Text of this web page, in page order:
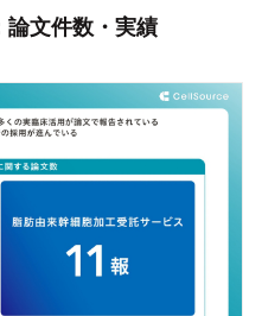
論文件数・実績